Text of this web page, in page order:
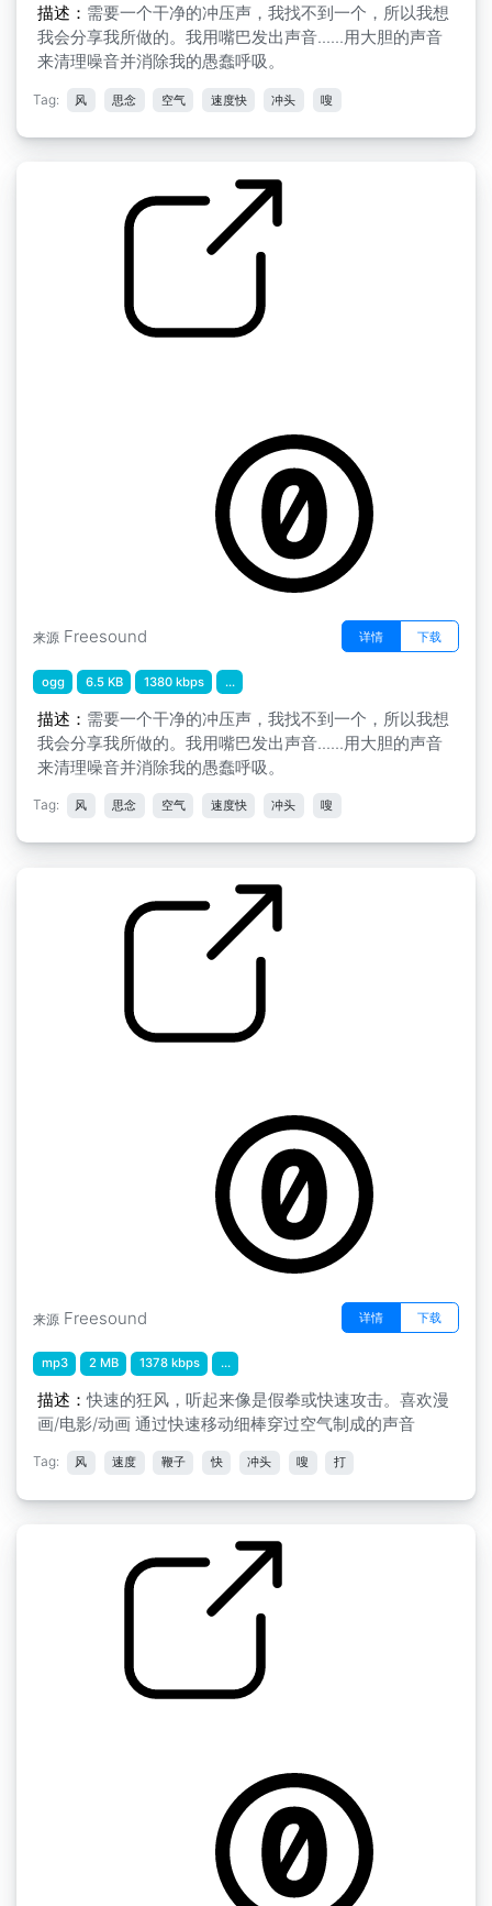
描述： 需要一个干净的冲压声，我找不到一个，所以我想
我会分享我所做的。我用嘴巴发出声音......用大胆的声音
来清理噪音并消除我的愚蠢呼吸。
Tag: 风 思念 空气 速度快 冲头 嗖
来源 Freesound 详情 下载
ogg 6.5 KB 1380 kbps ...
描述： 需要一个干净的冲压声，我找不到一个，所以我想
我会分享我所做的。我用嘴巴发出声音......用大胆的声音
来清理噪音并消除我的愚蠢呼吸。
Tag: 风 思念 空气 速度快 冲头 嗖
来源 Freesound 详情 下载
mp3 2 MB 1378 kbps ...
描述：快速的狂风，听起来像是假拳或快速攻击。喜欢漫
画/电影/动画 通过快速移动细棒穿过空气制成的声音
Tag: 风 速度 鞭子 快 冲头 嗖 打